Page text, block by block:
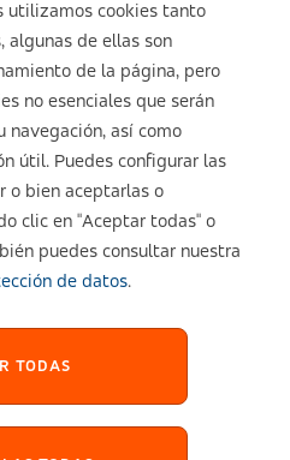
utilizamos cookies tanto
algunas de ellas son
de la página, pero
no esenciales que serán
así como
útil. Puedes configurar las
o bien aceptarlas o
clic en "Aceptar todas" o
puedes consultar nuestra
de datos.
TODAS